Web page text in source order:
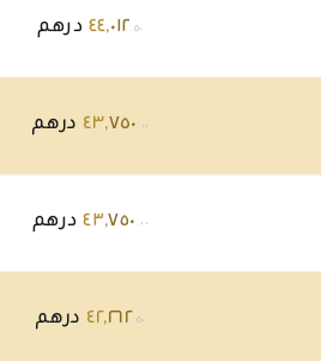
٤٤,٠١٢.٥٠ درهم
٤٣,٧٥٠.٠٠ درهم
٤٣,٧٥٠ .٠٠ درهم
٤٢,٢٦٢.٥٠ درهم